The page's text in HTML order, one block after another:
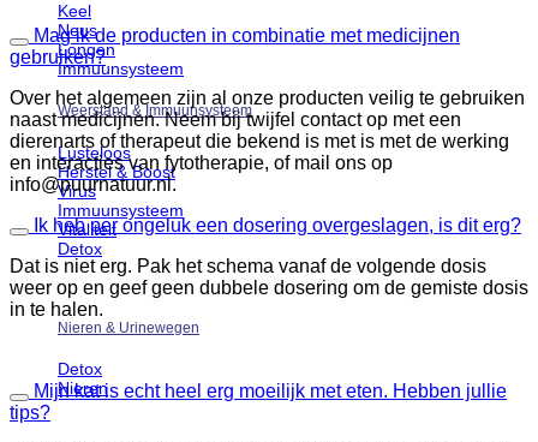
Keel
Neus
Longen
Immuunsysteem
Weerstand & Immuunsysteem
Lusteloos
Herstel & Boost
Virus
Immuunsysteem
Vitaliteit
Detox
Nieren & Urinewegen
Detox
Nieren
Mag ik de producten in combinatie met medicijnen
gebruiken?
Over het algemeen zijn al onze producten veilig te gebruiken
naast medicijnen. Neem bij twijfel contact op met een
dierenarts of therapeut die bekend is met is met de werking
en interacties van fytotherapie, of mail ons op
info@puurnatuur.nl.
Ik heb per ongeluk een dosering overgeslagen, is dit erg?
Dat is niet erg. Pak het schema vanaf de volgende dosis
weer op en geef geen dubbele dosering om de gemiste dosis
in te halen.
Mijn kat is echt heel erg moeilijk met eten. Hebben jullie
tips?